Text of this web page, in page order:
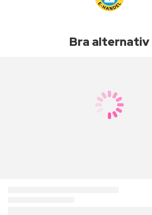
Bra alternativ